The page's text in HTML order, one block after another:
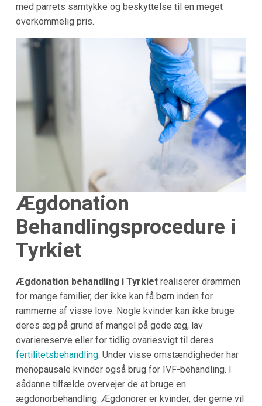
med parrets samtykke og beskyttelse til en meget
overkommelig pris.
Ægdonation
Behandlingsprocedure i
Tyrkiet
Ægdonation behandling i Tyrkietrealiserer drømmen
for mange familier, der ikke kan få børn inden for
rammerne af visse love. Nogle kvinder kan ikke bruge
deres æg på grund af mangel på gode æg, lav
ovariereserve eller for tidlig ovariesvigt til deres
fertilitetsbehandling. Under visse omstændigheder har
menopausale kvinder også brug for IVF-behandling. I
sådanne tilfælde overvejer de at bruge en
ægdonorbehandling. Ægdonorer er kvinder, der gerne vil